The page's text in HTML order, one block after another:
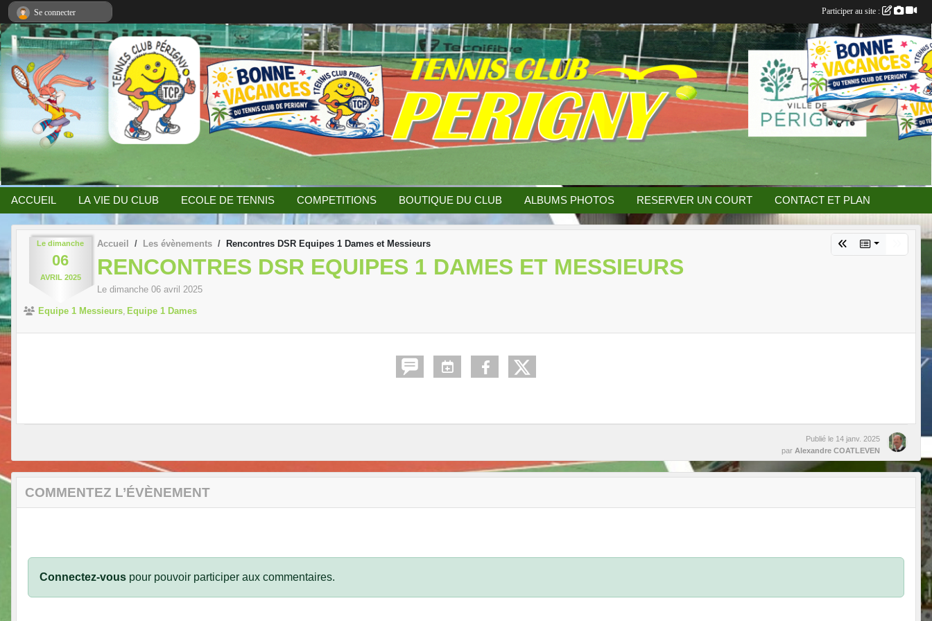
ACCUEIL LA VIE DU CLUB ECOLE DE TENNIS COMPETITIONS BOUTIQUE DU CLUB ALBUMS PHOTOS RESERVER UN COURT CONTACT ET PLAN
Le dimanche
06
AVRIL 2025
Accueil Les évènements Rencontres DSR Equipes 1 Dames et Messieurs
RENCONTRES DSR EQUIPES 1 DAMES ET MESSIEURS
Le dimanche 06 avril 2025
Equipe 1 Messieurs Equipe 1 Dames
Publié le 14 janv. 2025
par Alexandre COATLEVEN
COMMENTEZ L’ÉVÈNEMENT
Connectez-vous pour pouvoir participer aux commentaires.
Se connecter Participer au site :
Panneau de gestion des cookies